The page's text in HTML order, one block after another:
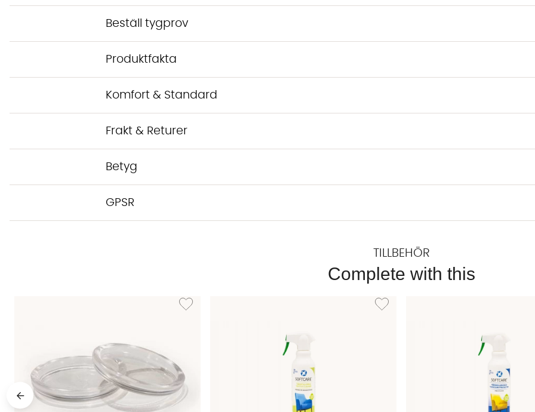
Beställ tygprov
Produktfakta
Komfort & Standard
Frakt & Returer
Betyg
GPSR
TILLBEHÖR
Complete with this
Lägg till i önskelista: ASPERÖ Plastbrickor 2-pack Lägg till i önskelista: TEXTILRENGÖRING 500ml